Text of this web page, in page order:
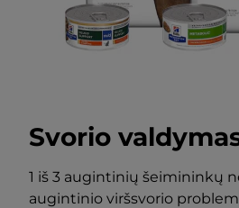
Svorio
1 iš 3 augintinių šeimininkų
augintinio viršsvorio